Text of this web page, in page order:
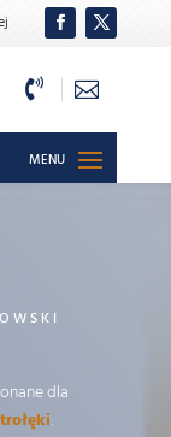
 
dla
.